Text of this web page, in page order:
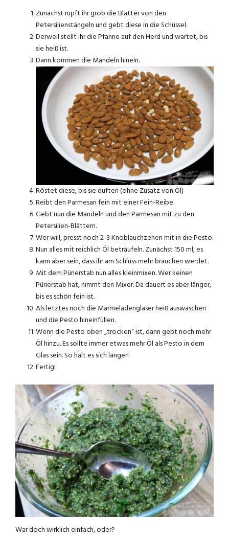
Zunächst rupft ihr grob die Blätter von den
Petersilienstängeln und gebt diese in die Schüssel.
Derweil stellt ihr die Pfanne auf den Herd und wartet, bis
sie heiß ist.
Dann kommen die Mandeln hinein.
Röstet diese, bis sie duften (ohne Zusatz von Öl)
Reibt den Parmesan fein mit einer Fein-Reibe.
Gebt nun die Mandeln und den Parmesan mit zu den
Petersilien-Blättern.
Wer will, presst noch 2-3 Knoblauchzehen mit in die Pesto.
Nun alles mit reichlich Öl beträufeln. Zunächst 150 ml, es
kann aber sein, dass ihr am Schluss mehr brauchen werdet.
Mit dem Pürierstab nun alles kleinmixen. Wer keinen
Pürierstab hat, nimmt den Mixer. Da dauert es aber länger,
bis es schön fein ist.
Als letztes noch die Marmeladengläser heiß auswaschen
und die Pesto hineinfüllen.
Wenn die Pesto oben „trocken“ ist, dann gebt noch mehr
Öl hinzu. Es sollte immer etwas mehr Öl als Pesto in dem
Glas sein. So hält es sich länger!
Fertig!
War doch wirklich einfach, oder?